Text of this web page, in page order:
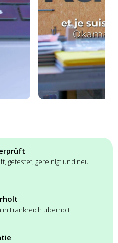
getestet, gereinigt und neu
in Frankreich überholt